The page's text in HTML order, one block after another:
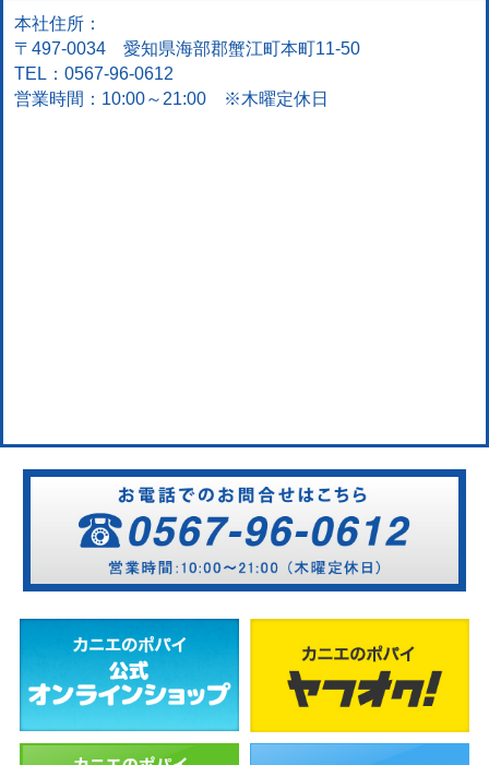
本社住所：
〒497-0034 愛知県海部郡蟹江町本町11-50
TEL：0567-96-0612
営業時間：10:00～21:00 ※木曜定休日